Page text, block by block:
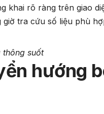
khai rõ ràng trên giao
tra cứu số liệu phù
thông suốt
hướng